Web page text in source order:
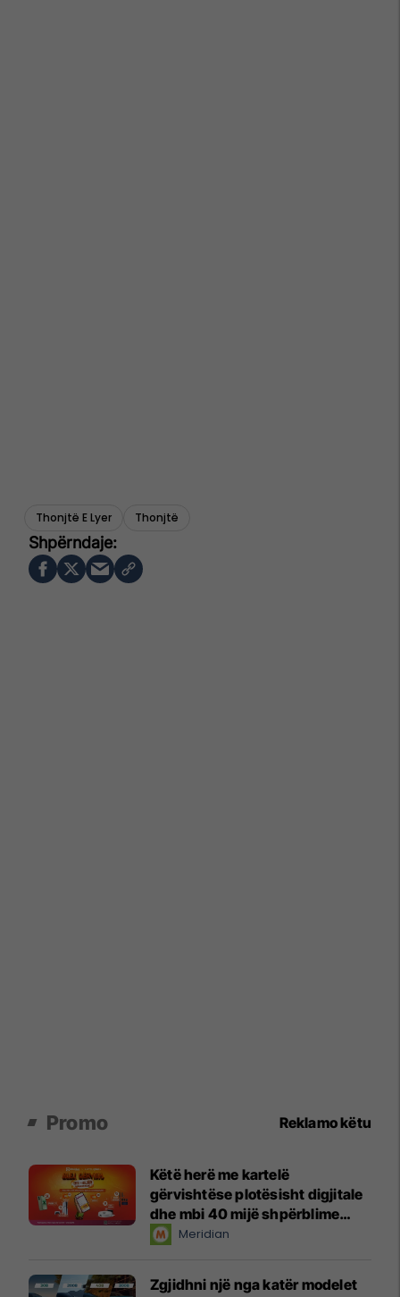
Thonjtë E Lyer Thonjtë
Promo Reklamo këtu
Këtë herë me kartelë
gërvishtëse plotësisht digjitale
dhe mbi 40 mijë shpërblime
instant!Meridian
Zgjidhni një nga katër modelet